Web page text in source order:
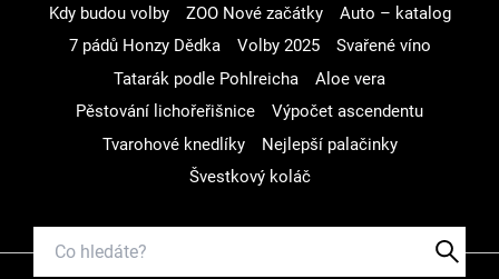
Kdy budou volby
ZOO Nové začátky
Auto – katalog
7 pádů Honzy Dědka
Volby 2025
Svařené víno
Tatarák podle Pohlreicha
Aloe vera
Pěstování lichořeřišnice
Výpočet ascendentu
Tvarohové knedlíky
Nejlepší palačinky
Švestkový koláč